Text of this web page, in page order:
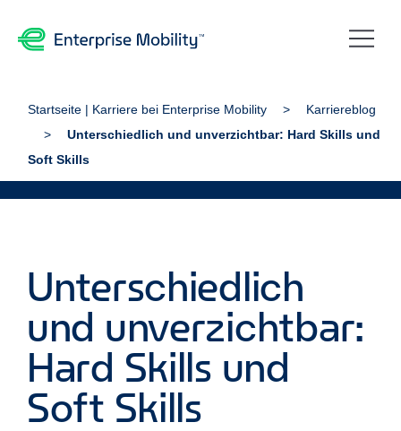
Startseite | Karriere bei Enterprise Mobility
Karriereblog
Unterschiedlich und unverzichtbar: Hard Skills und
Soft Skills
Unterschiedlich
und unverzichtbar:
Hard Skills und
Soft Skills